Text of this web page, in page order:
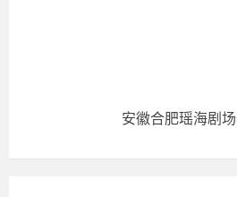
安徽合肥瑶海剧